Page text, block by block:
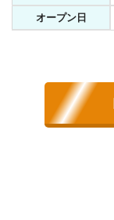
オープン日